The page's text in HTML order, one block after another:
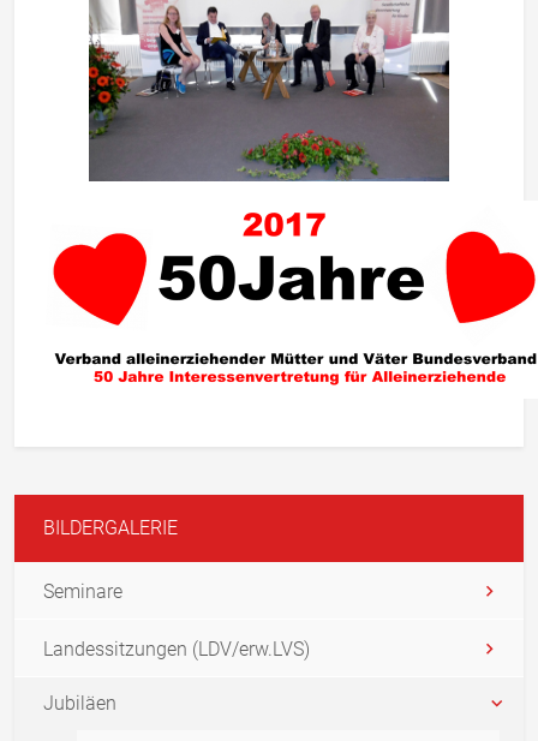
BILDERGALERIE
Seminare
Landessitzungen (LDV/erw.LVS)
Jubiläen